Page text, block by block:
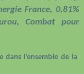
France, 0,81%
Combat pour
l‘ensemble de la